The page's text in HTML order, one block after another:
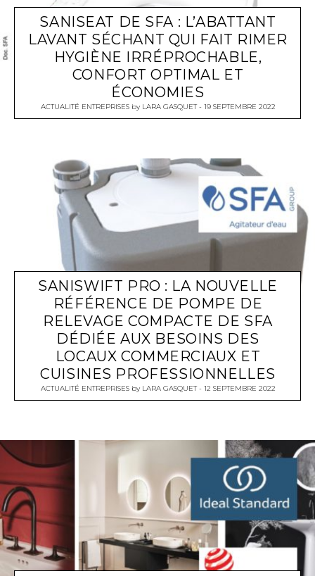
SANISEAT DE SFA : L’ABATTANT
LAVANT SÉCHANT QUI FAIT RIMER
HYGIÈNE IRRÉPROCHABLE,
CONFORT OPTIMAL ET
ÉCONOMIES
ACTUALITÉ ENTREPRISESby LARA GASQUET 19 SEPTEMBRE 2022
SANISWIFT PRO : LA NOUVELLE
RÉFÉRENCE DE POMPE DE
RELEVAGE COMPACTE DE SFA
DÉDIÉE AUX BESOINS DES
LOCAUX COMMERCIAUX ET
CUISINES PROFESSIONNELLES
ACTUALITÉ ENTREPRISESby LARA GASQUET 12 SEPTEMBRE 2022